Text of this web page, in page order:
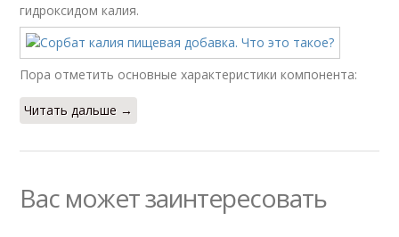
гидроксидом калия.
Пора отметить основные характеристики компонента:
Читать дальше →
Вас может заинтересовать